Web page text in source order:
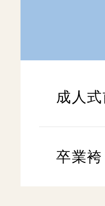
成人式
卒業袴